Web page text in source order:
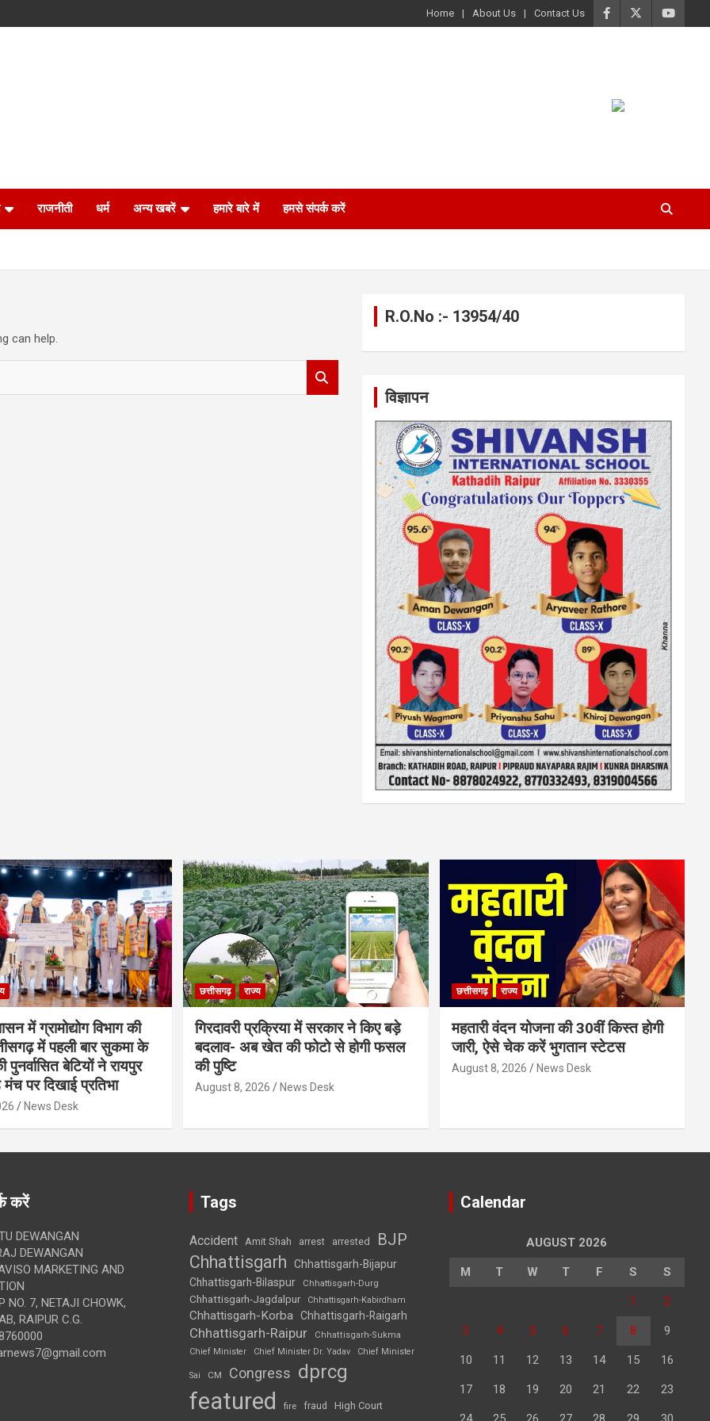
Home About Us Contact Us
राजनीती धर्म अन्य खबरें हमारे बारे में हमसे संपर्क करें
can help.
R.O.No :- 13954/40
विज्ञापन
में ग्रामोद्योग विभाग की
में पहली बार सुकमा के
पुनर्वासित बेटियों ने रायपुर
पर दिखाई प्रतिभा
News Desk
छत्तीसगढ़ राज्य
गिरदावरी प्रक्रिया में सरकार ने किए बड़े
बदलाव- अब खेत की फोटो से होगी फसल
की पुष्टि
August 8, 2026 News Desk
छत्तीसगढ़ राज्य
महतारी वंदन योजना की 30वीं किस्त होगी
जारी, ऐसे चेक करें भुगतान स्टेटस
August 8, 2026 News Desk
करें
DEWANGAN
DEWANGAN
MARKETING AND
NO. 7, NETAJI CHOWK,
RAIPUR C.G.
Tags
Accident Amit Shah arrest arrested BJP
Chhattisgarh
Chhattisgarh-Bijapur
Chhattisgarh-Bilaspur
Chhattisgarh-Durg
Chhattisgarh-Jagdalpur Chhattisgarh-Kabirdham
Chhattisgarh-Korba Chhattisgarh-Raigarh
Chhattisgarh-Raipur
Chhattisgarh-Sukma
Chief Minister
Chief Minister Dr. Yadav Chief Minister
Sai CM Congress dprcg
featured fire fraud High Court
Calendar
AUGUST 2026
M T W T F S S
1 2
3 4 5 6 7 8 9
10 11 12 13 14 15 16
17 18 19 20 21 22 23